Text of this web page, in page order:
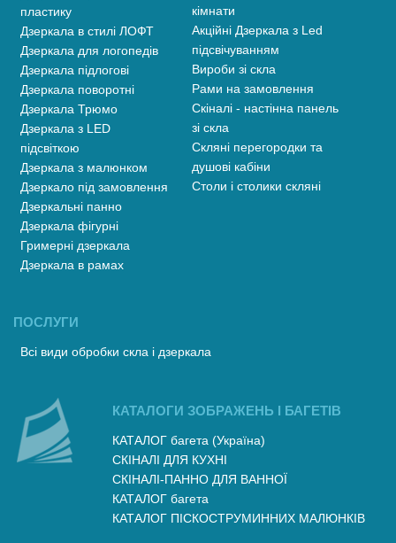
пластику
Дзеркала в стилі ЛОФТ
Дзеркала для логопедів
Дзеркала підлогові
Дзеркала поворотні
Дзеркала Трюмо
Дзеркала з LED
підсвіткою
Дзеркала з малюнком
Дзеркало під замовлення
Дзеркальні панно
Дзеркала фігурні
Гримерні дзеркала
Дзеркала в рамах
кімнати
Акційні Дзеркала з Led
підсвічуванням
Вироби зі скла
Рами на замовлення
Скіналі - настінна панель
зі скла
Скляні перегородки та
душові кабіни
Столи і столики скляні
ПОСЛУГИ
Всі види обробки скла і дзеркала
КАТАЛОГИ ЗОБРАЖЕНЬ І БАГЕТІВ
КАТАЛОГ багета (Україна)
СКІНАЛІ ДЛЯ КУХНІ
СКІНАЛІ-ПАННО ДЛЯ ВАННОЇ
КАТАЛОГ багета
КАТАЛОГ ПІСКОСТРУМИННИХ МАЛЮНКІВ